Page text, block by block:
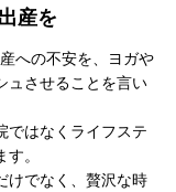
産を
への不安を、ヨガや
ュさせることを言い
ではなくライフステ
。
けでなく、贅沢な時